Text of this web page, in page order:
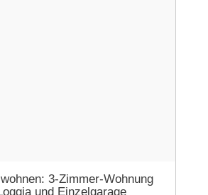
3-Zimmer-Wohnung
und Einzelgarage